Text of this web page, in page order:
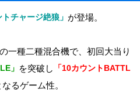
トチャージ絶狼」 が登場。
一種二種混合機で、初回大当り
」 を突破し
「10カウントBATTL
るゲーム性。